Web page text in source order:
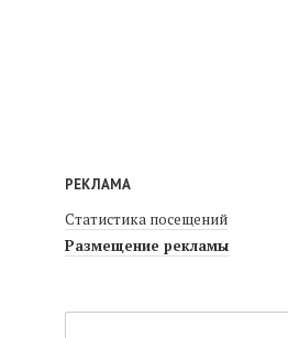
РЕКЛАМА
Статистика посещений
Размещение рекламы